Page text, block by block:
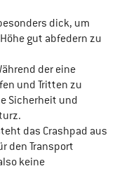
dick, um
gut abfedern zu
der eine
und Tritten zu
Sicherheit und
das Crashpad aus
den Transport
keine